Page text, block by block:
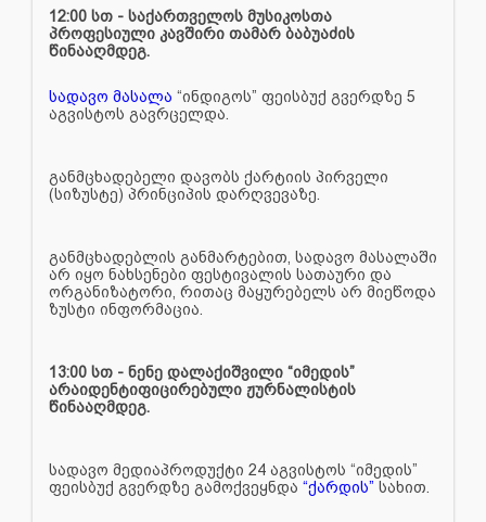
12:00 სთ - საქართველოს მუსიკოსთა
პროფესიული კავშირი თამარ ბაბუაძის
წინააღმდეგ.
სადავო მასალა “ინდიგოს” ფეისბუქ გვერდზე 5
აგვისტოს გავრცელდა.
განმცხადებელი დავობს ქარტიის პირველი
(სიზუსტე) პრინციპის დარღვევაზე.
განმცხადებლის განმარტებით, სადავო მასალაში
არ იყო ნახსენები ფესტივალის სათაური და
ორგანიზატორი, რითაც მაყურებელს არ მიეწოდა
ზუსტი ინფორმაცია.
13:00 სთ - ნენე დალაქიშვილი “იმედის”
არაიდენტიფიცირებული ჟურნალისტის
წინააღმდეგ.
სადავო მედიაპროდუქტი 24 აგვისტოს “იმედის”
ფეისბუქ გვერდზე გამოქვეყნდა “ქარდის” სახით.